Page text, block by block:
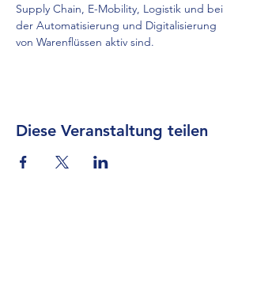
Supply Chain, E-Mobility, Logistik und bei
der Automatisierung und Digitalisierung
von Warenflüssen aktiv sind.
Diese Veranstaltung teilen